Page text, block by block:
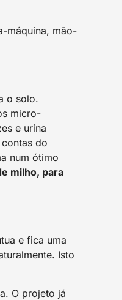
máquina, mão-
o solo.
micro-
e urina
do
num ótimo
milho, para
e fica uma
Isto
O projeto já